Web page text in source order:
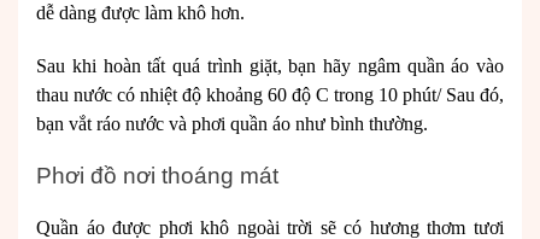
dễ dàng được làm khô hơn.
Sau khi hoàn tất quá trình giặt, bạn hãy ngâm quần áo vào
thau nước có nhiệt độ khoảng 60 độ C trong 10 phút/ Sau đó,
bạn vắt ráo nước và phơi quần áo như bình thường.
Phơi đồ nơi thoáng mát
Quần áo được phơi khô ngoài trời sẽ có hương thơm tươi